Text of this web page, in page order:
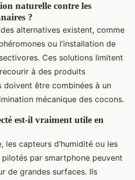
naturelle contre les
?
alternatives existent, comme
ou l’installation de
Ces solutions limitent
à des produits
doivent être combinées à un
mécanique des cocons.
est-il vraiment utile en
les capteurs d’humidité ou les
pilotés par smartphone peuvent
de grandes surfaces. Ils